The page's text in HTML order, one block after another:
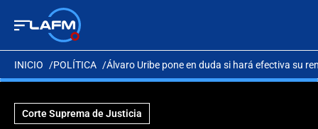
INICIO POLÍTICA Álvaro Uribe pone en duda si hará efectiva su
Corte Suprema de Justicia